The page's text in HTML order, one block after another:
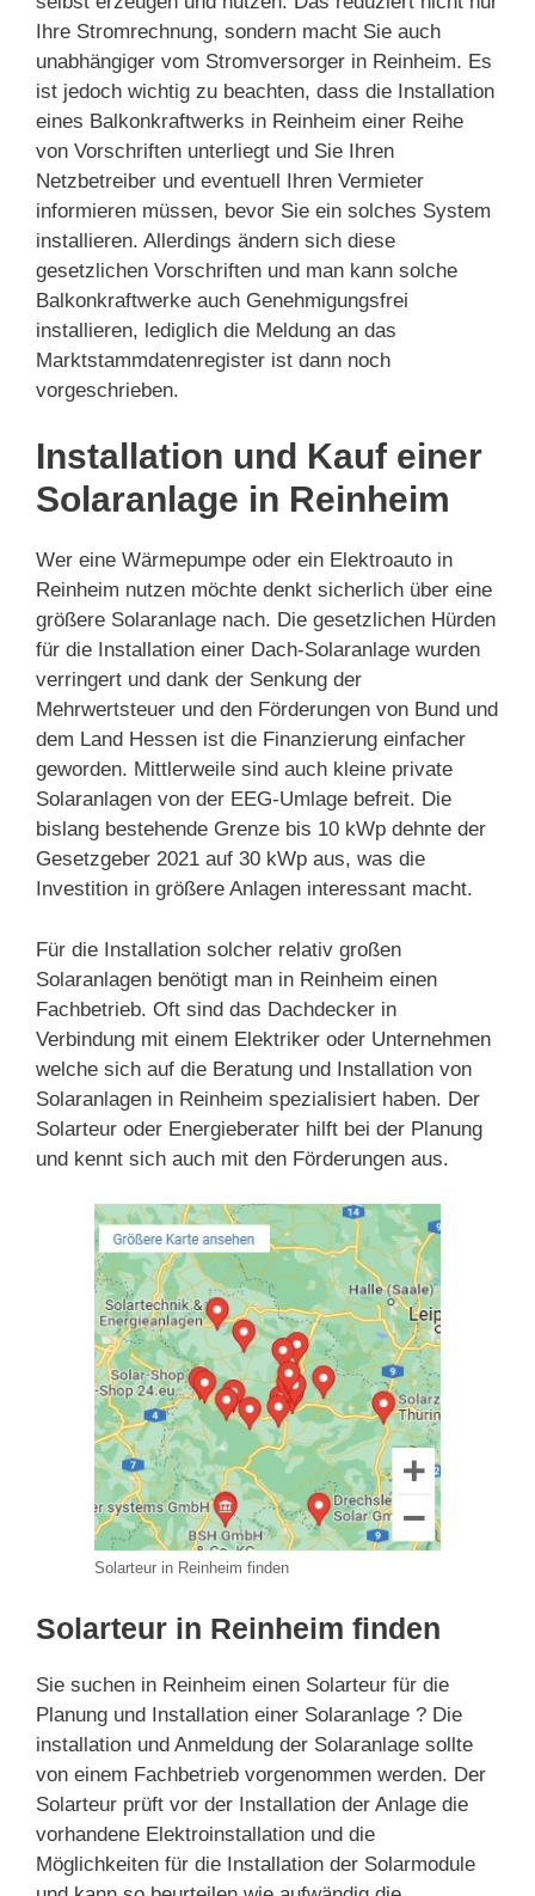
Ihre Stromrechnung, sondern macht Sie auch
unabhängiger vom Stromversorger in Reinheim. Es
ist jedoch wichtig zu beachten, dass die Installation
eines Balkonkraftwerks in Reinheim einer Reihe
von Vorschriften unterliegt und Sie Ihren
Netzbetreiber und eventuell Ihren Vermieter
informieren müssen, bevor Sie ein solches System
installieren. Allerdings ändern sich diese
gesetzlichen Vorschriften und man kann solche
Balkonkraftwerke auch Genehmigungsfrei
installieren, lediglich die Meldung an das
Marktstammdatenregister ist dann noch
vorgeschrieben.
Installation und Kauf einer
Solaranlage in Reinheim
Wer eine Wärmepumpe oder ein Elektroauto in
Reinheim nutzen möchte denkt sicherlich über eine
größere Solaranlage nach. Die gesetzlichen Hürden
für die Installation einer Dach-Solaranlage wurden
verringert und dank der Senkung der
Mehrwertsteuer und den Förderungen von Bund und
dem Land Hessen ist die Finanzierung einfacher
geworden. Mittlerweile sind auch kleine private
Solaranlagen von der EEG-Umlage befreit. Die
bislang bestehende Grenze bis 10 kWp dehnte der
Gesetzgeber 2021 auf 30 kWp aus, was die
Investition in größere Anlagen interessant macht.
Für die Installation solcher relativ großen
Solaranlagen benötigt man in Reinheim einen
Fachbetrieb. Oft sind das Dachdecker in
Verbindung mit einem Elektriker oder Unternehmen
welche sich auf die Beratung und Installation von
Solaranlagen in Reinheim spezialisiert haben. Der
Solarteur oder Energieberater hilft bei der Planung
und kennt sich auch mit den Förderungen aus.
Solarteur in Reinheim finden
Solarteur in Reinheim finden
Sie suchen in Reinheim einen Solarteur für die
Planung und Installation einer Solaranlage ? Die
installation und Anmeldung der Solaranlage sollte
von einem Fachbetrieb vorgenommen werden. Der
Solarteur prüft vor der Installation der Anlage die
vorhandene Elektroinstallation und die
Möglichkeiten für die Installation der Solarmodule